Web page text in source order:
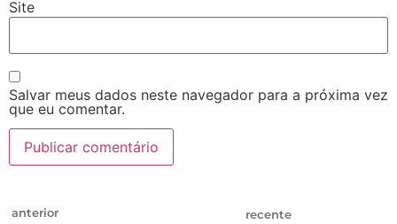
Site
Salvar meus dados neste navegador para a próxima vez
que eu comentar.
anterior recente